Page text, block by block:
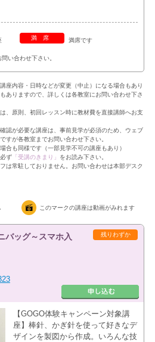
満席 満席です
い合わせ下さい。
座内容・日時などが変更（中止）になる場合もあり
ありますので、詳しくは各教室にお問い合わせ下さ
、原則、初回レッスン時に教材費を直接講師へお支
認が必要な講座は、事前見学が必須のため、ウェブ
すが各教室までお問い合わせ下さい。
も同様です（一部見学不可の講座もあり）
ず「受講のきまり」 をお読み下さい。
は常駐しておりません。お問い合わせは本部デスク
このマークの講座は動画がみれます
残りわずか
バッグ～スマホ入
【GOGO体験キャンペーン対象講
座】棒針、かぎ針を使って好きなデ
ザインを製図から作成。いろんな技